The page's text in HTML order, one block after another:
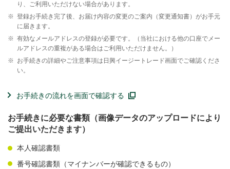
り、ご利用いただけない場合があります。
※ 登録お手続き完了後、お届け内容の変更のご案内（変更通知書）がお手元
に届きます。
※ 有効なメールアドレスの登録が必要です。（当社における他の口座でメー
ルアドレスの重複がある場合はご利用いただけません。）
※ お手続きの詳細やご注意事項は日興イージートレード画面でご確認くださ
い。
お手続きの流れを画面で確認する
お手続きに必要な書類（画像データのアップロードにより
ご提出いただきます）
本人確認書類
番号確認書類（マイナンバーが確認できるもの）